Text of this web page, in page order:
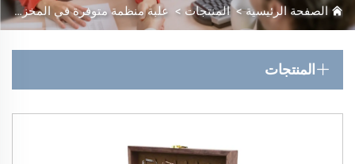
الصفحة الرئيسية>المنتجات > علبة منظمة متوفرة في المخزون
المنتجات